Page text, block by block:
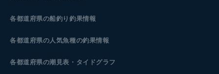
各都道府県の船釣り釣果情報
各都道府県の人気魚種の釣果情報
各都道府県の潮見表 ・タイドグラフ